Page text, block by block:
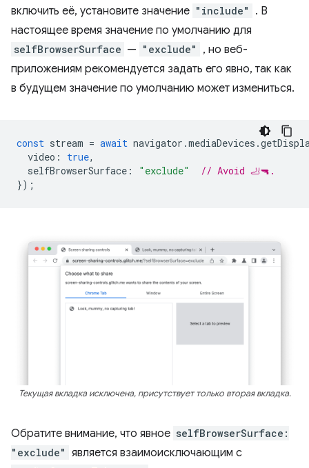
включить её, установите значение "include"
. В
настоящее время значение по умолчанию для
selfBrowserSurface — "exclude"
, но веб-
приложениям рекомендуется задать его явно, так как
в будущем значение по умолчанию может измениться.
const stream = await navigator .mediaDevices .
video : true,
selfBrowserSurface : "exclude"
// Avoid 🦶🔫.
});
Текущая вкладка исключена, присутствует только вторая вкладка.
Обратите внимание, что явное selfBrowserSurface:
"exclude" является взаимоисключающим с